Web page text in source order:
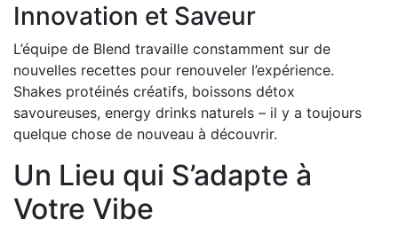
Innovation et Saveur
L’équipe de Blend travaille constamment sur de
nouvelles recettes pour renouveler l’expérience.
Shakes protéinés créatifs, boissons détox
savoureuses, energy drinks naturels – il y a toujours
quelque chose de nouveau à découvrir.
Un Lieu qui S’adapte à
Votre Vibe